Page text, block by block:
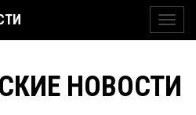
НОВОСТИ